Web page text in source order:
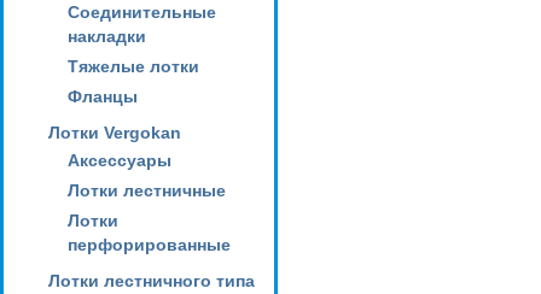
Соединительные
накладки
Тяжелые лотки
Фланцы
Лотки Vergokan
Аксессуары
Лотки лестничные
Лотки
перфорированные
Лотки лестничного типа